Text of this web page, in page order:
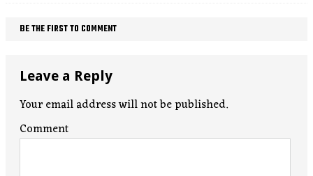
BE THE FIRST TO COMMENT
Leave a Reply
Your email address will not be published.
Comment